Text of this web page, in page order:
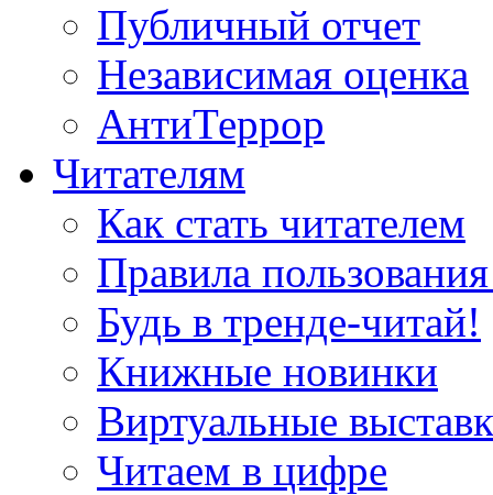
Публичный отчет
Независимая оценка
АнтиТеррор
Читателям
Как стать читателем
Правила
Будь в тренде-читай!
Книжные новинки
Виртуальные
Читаем в цифре